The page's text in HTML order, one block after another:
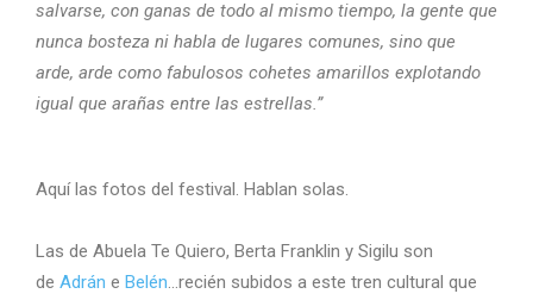
salvarse, con ganas de todo al mismo tiempo, la gente que
nunca bosteza ni habla de lugares comunes, sino que
arde, arde como fabulosos cohetes amarillos explotando
igual que arañas entre las estrellas.”
Aquí las fotos del festival. Hablan solas.
Las de Abuela Te Quiero, Berta Franklin y Sigilu son
de Adrán e Belén…recién subidos a este tren cultural que